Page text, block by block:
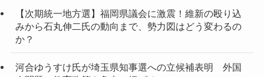
【次期統一地方選】福岡県議会に激震！維新の殴り込
みから石丸伸二氏の動向まで、勢力図はどう変わるの
か？
河合ゆうすけ氏が埼玉県知事選への立候補表明 外国